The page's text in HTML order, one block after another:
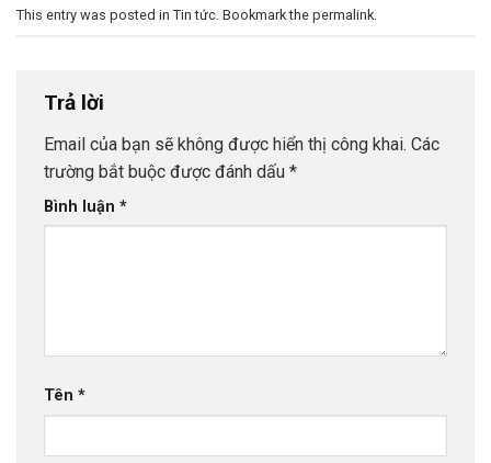
This entry was posted in Tin tức. Bookmark the permalink.
Trả lời
Email của bạn sẽ không được hiển thị công khai. Các
trường bắt buộc được đánh dấu *
Bình luận *
Tên *